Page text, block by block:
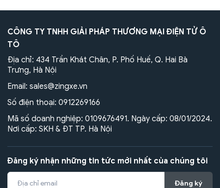
CÔNG TY TNHH GIẢI PHÁP THƯƠNG MẠI ĐIỆN TỬ Ô
TÔ
Địa chỉ: 434 Trần Khát Chân, P. Phố Huế, Q. Hai Bà
Trưng, Hà Nội
Email: sales@zingxe.vn
Số điện thoại: 0912269166
Mã số doanh nghiệp: 0109676491. Ngày cấp: 08/01/2024.
Nơi cấp: SKH & ĐT TP. Hà Nội
Đăng ký nhận những tin tức mới nhất của chúng tôi
Đăng ký